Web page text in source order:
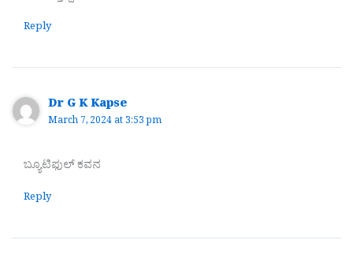
Reply
Dr G K Kapse
March 7, 2024 at 3:53 pm
ಬ್ಯೂಟಿಫುಲ್ ಕವನ
Reply